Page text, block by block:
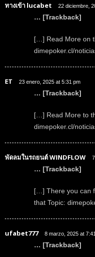
ทางเข้า lucabet 22 diciembre,
… [Trackback]
[…] Read More on
dimepoker.cl/
ET 23 enero, 2025 at 5:31 pm
… [Trackback]
[…] Read More to
dimepoker.cl/
พัดลมในรถยนต์ WINDFLOW
… [Trackback]
[…] There you can
that Topic:
ufabet777 8 marzo, 2025 at
… [Trackback]